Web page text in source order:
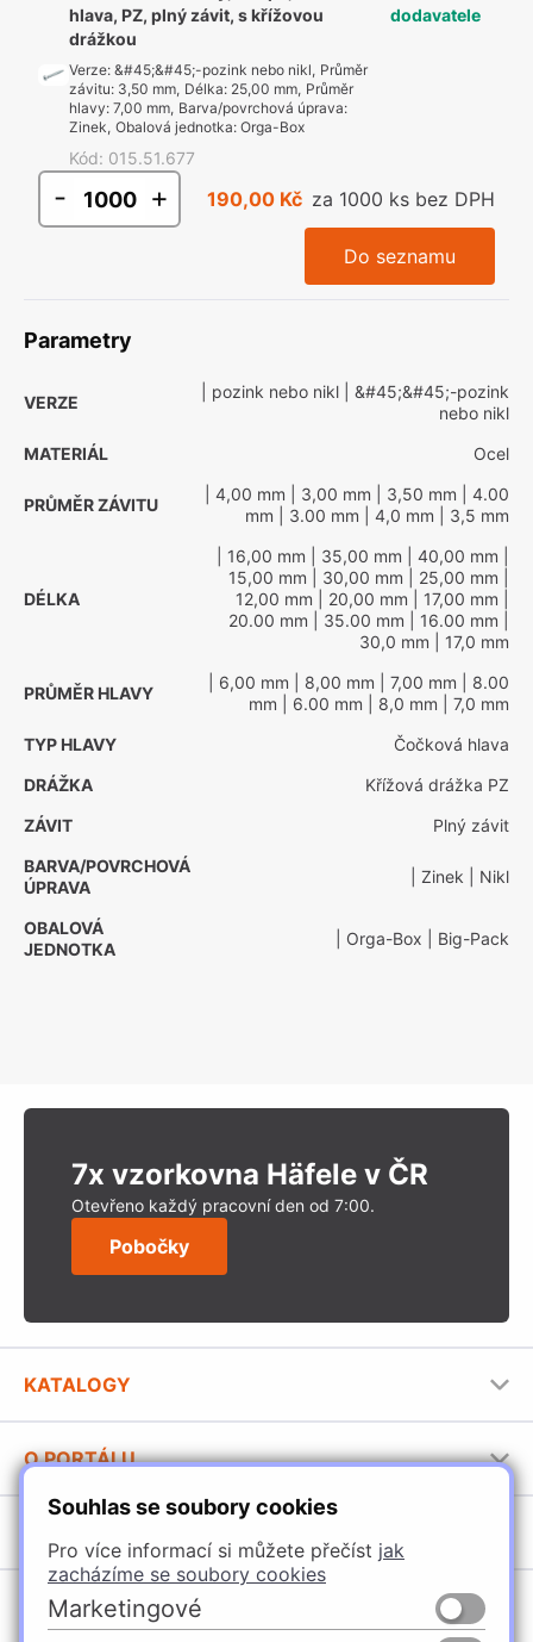
Souhlas se soubory cookies
Pro více informací si můžete přečíst jak
zacházíme se soubory cookies
Marketingové
hlava, PZ, plný závit, s křížovou
drážkou
Verze: &#45;&#45;-pozink nebo nikl, Průměr
závitu: 3,50 mm, Délka: 25,00 mm, Průměr
hlavy: 7,00 mm, Barva/povrchová úprava:
Zinek, Obalová jednotka: Orga-Box
Kód: 015.51.677
dodavatele
- + 190,00 Kč za 1000 ks bez DPH
Do seznamu
Parametry
VERZE
| pozink nebo nikl | &#45;&#45;-pozink
nebo nikl
MATERIÁL
Ocel
PRŮMĚR ZÁVITU
| 4,00 mm | 3,00 mm | 3,50 mm | 4.00
mm | 3.00 mm | 4,0 mm | 3,5 mm
DÉLKA
| 16,00 mm | 35,00 mm | 40,00 mm
15,00 mm | 30,00 mm | 25,00 mm
12,00 mm | 20,00 mm | 17,00 mm
20.00 mm | 35.00 mm | 16.00 mm
30,0 mm | 17,0 mm
PRŮMĚR HLAVY
| 6,00 mm | 8,00 mm | 7,00 mm | 8.00
mm | 6.00 mm | 8,0 mm | 7,0 mm
TYP HLAVY
Čočková hlava
DRÁŽKA
Křížová drážka PZ
ZÁVIT
Plný závit
BARVA/POVRCHOVÁ
ÚPRAVA
| Zinek | Nikl
OBALOVÁ
JEDNOTKA
| Orga-Box | Big-Pack
7x vzorkovna Häfele v ČR
Otevřeno každý pracovní den od 7:00.
Pobočky
KATALOGY
Stavební katalog Häfele
Brožury Häfele
O PORTÁLU
Provozovatel portálu
Jak používat portál
Úchytky
Nábytkové kování
POBOČKY